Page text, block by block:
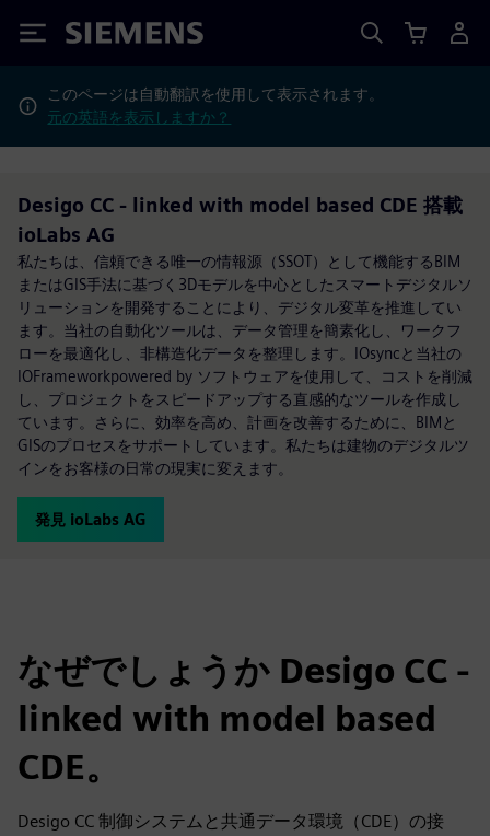
Siemens
このページは自動翻訳を使用して表示されます。
元の英語を表示しますか？
Desigo CC - linked with model based CDE 搭載
ioLabs AG
私たちは、信頼できる唯一の情報源（SSOT）として機能するBIM
またはGIS手法に基づく3Dモデルを中心としたスマートデジタルソ
リューションを開発することにより、デジタル変革を推進してい
ます。当社の自動化ツールは、データ管理を簡素化し、ワークフ
ローを最適化し、非構造化データを整理します。IOsyncと当社の
IOFrameworkpowered by ソフトウェアを使用して、コストを削減
し、プロジェクトをスピードアップする直感的なツールを作成し
ています。さらに、効率を高め、計画を改善するために、BIMと
GISのプロセスをサポートしています。私たちは建物のデジタルツ
インをお客様の日常の現実に変えます。
発見 ioLabs AG
なぜでしょうか Desigo CC -
linked with model based
CDE。
Desigo CC 制御システムと共通データ環境（CDE）の接